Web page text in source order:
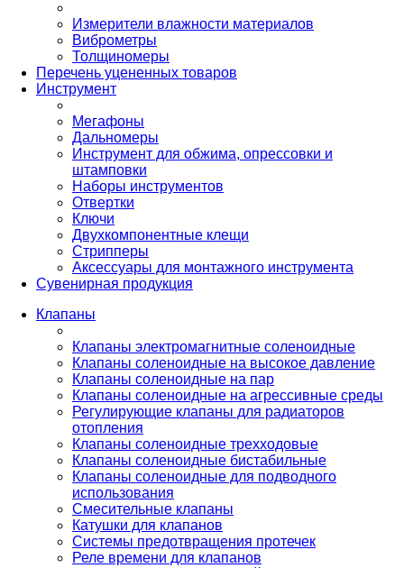
Измерители влажности материалов
Виброметры
Толщиномеры
Перечень уцененных товаров
Инструмент
Мегафоны
Дальномеры
Инструмент для обжима, опрессовки и
штамповки
Наборы инструментов
Отвертки
Ключи
Двухкомпонентные клещи
Стрипперы
Аксессуары для монтажного инструмента
Сувенирная продукция
Клапаны
Клапаны электромагнитные соленоидные
Клапаны соленоидные на высокое давление
Клапаны соленоидные на пар
Клапаны соленоидные на агрессивные среды
Регулирующие клапаны для радиаторов
отопления
Клапаны соленоидные трехходовые
Клапаны соленоидные бистабильные
Клапаны соленоидные для подводного
использования
Смесительные клапаны
Катушки для клапанов
Системы предотвращения протечек
Реле времени для клапанов